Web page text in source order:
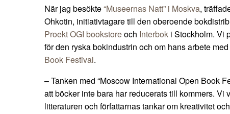
När jag besökte“Museernas Natt” i Moskva,
Ohkotin, initiativtagare till den oberoende
Proekt OGI bookstoreoch Interbok i Stockholm. Vi
för den ryska bokindustrin och om hans arbete med
Book Festival.
– Tanken med “Moscow International Open Book
att böcker inte bara har reducerats till kommers. Vi
litteraturen och författarnas tankar om kreativitet